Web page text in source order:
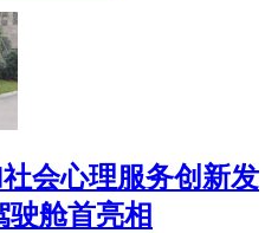
会心理服务创新发
驶舱首亮相